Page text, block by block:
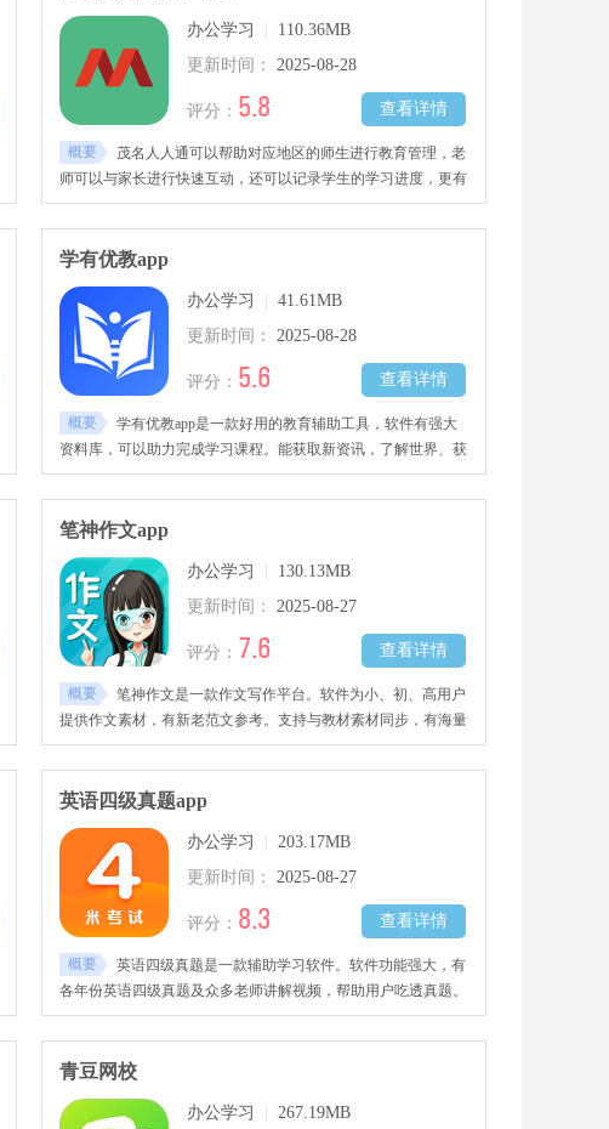
办公学习
110.36MB
更新时间：
2025-08-28
查看详情
评分： 5.8
概要
茂名人人通可以帮助对应地区的师生进行教育管理，老
师可以与家长进行快速互动，还可以记录学生的学习进度，更有
学习辅助等功能帮助学生提高自己的成绩，家长也可以在社区之
中进行交流，快来下载吧。
学有优教app
办公学习
41.61MB
更新时间：
2025-08-28
查看详情
评分： 5.6
概要
学有优教app是一款好用的教育辅助工具，软件有强大
资料库，可以助力完成学习课程。能获取新资讯，了解世界、获
得资源。学生在这能享全面学习服务，线上教学资源丰富，含视
频、题库等。课程重难点与考点分析精炼清晰，题库解题方式多
样新颖，利于提升学习与解题能力。能随时查看考试成绩与分析
笔神作文app
办公学习
130.13MB
更新时间：
2025-08-27
查看详情
评分： 7.6
概要
笔神作文是一款作文写作平台。软件为小、初、高用户
提供作文素材，有新老范文参考。支持与教材素材同步，有海量
范文讲解。没灵感时可以看动画找思路。写好作文能在软件提
交，有老师在线批改，很方便。有需要的快来当游网下载体验!
英语四级真题app
办公学习
203.17MB
更新时间：
2025-08-27
查看详情
评分： 8.3
概要
英语四级真题是一款辅助学习软件。软件功能强大，有
各年份英语四级真题及众多老师讲解视频，帮助用户吃透真题。
有多种专题分区，系统助力四级学习，助用户轻松过关。可以挑
选软件中的老师系统学习。为四级学习提供全方位帮助，涵盖听
力、写作、阅读等，板块清晰，资源海量，有各类专题，欢迎来
青豆网校
办公学习
267.19MB